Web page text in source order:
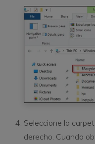
Seleccione la
derecho. Cuando